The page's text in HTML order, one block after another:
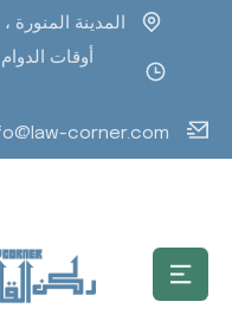
المدينة المنورة
corner.com